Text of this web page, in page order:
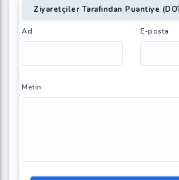
Ziyaretçiler Tarafından Puantiye
Ad E-posta
Metin